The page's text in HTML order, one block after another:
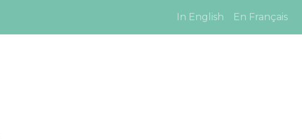
In English En Français